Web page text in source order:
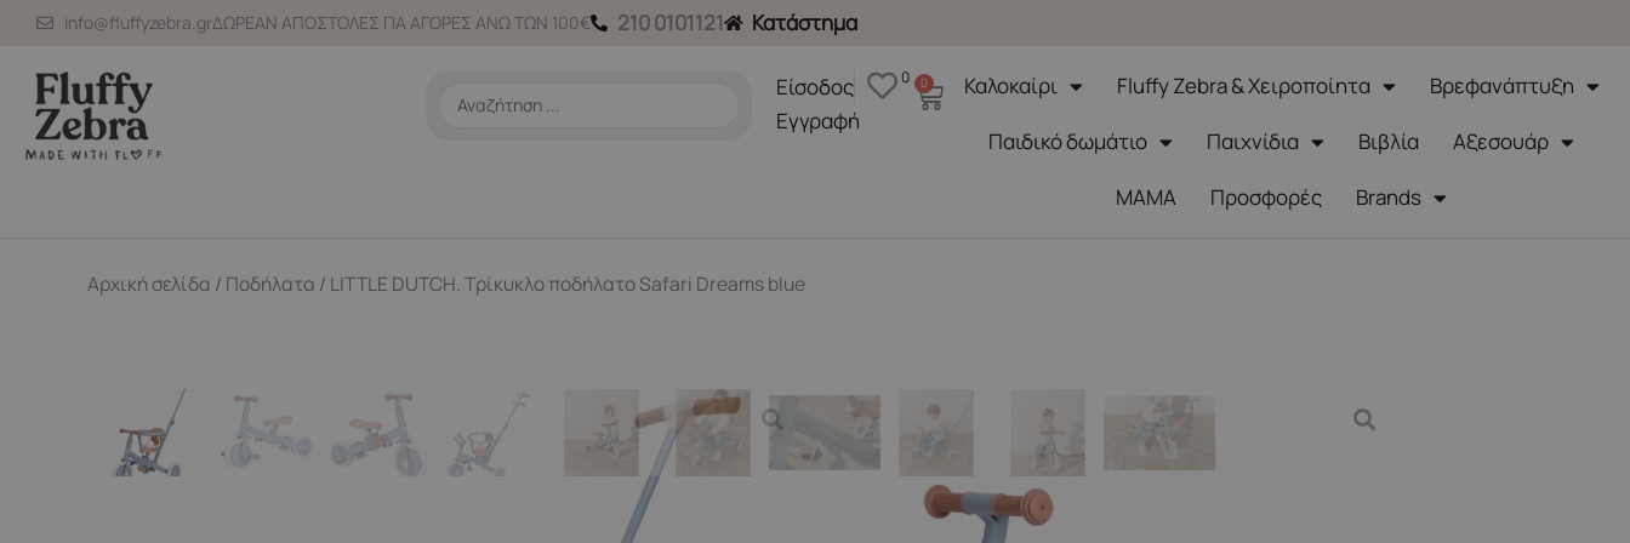
Μετάβαση
περιεχόμενο
info@fluffyzebra.grΔΩΡΕΑΝ ΑΠΟΣΤΟΛΕΣ ΓΙΑ ΑΓΟΡΕΣ ΑΝΩ ΤΩΝ 100€ 210 0101121 Κατάστημα
Search
Είσοδος
Εγγραφή
0 0
CartΚαλοκαίρι Fluffy Zebra & Χειροποίητα
Βρεφανάπτυξη
Παιδικό δωμάτιο
Παιχνίδια Βιβλία
Αξεσουάρ
ΜΑΜΑ
Προσφορές Brands
Αρχική σελίδα / Ποδήλατα / LITTLE DUTCH. Τρίκυκλο ποδήλατο Safari Dreams blue
Ποδήλατα
LITTLE DUTCH. Τρίκυκλο ποδήλατο Safari Dreams blue
Κωδικός Προϊόντος LD6080.BLUE